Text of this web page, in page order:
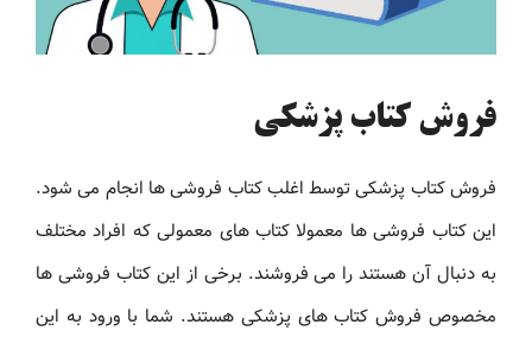
فروش کتاب پزشکی
فروش کتاب پزشکی توسط اغلب کتاب فروشی ها انجام می شود.
این کتاب فروشی ها معمولا کتاب های معمولی که افراد مختلف
به دنبال آن هستند را می فروشند. برخی از این کتاب فروشی ها
مخصوص فروش کتاب های پزشکی هستند. شما با ورود به این